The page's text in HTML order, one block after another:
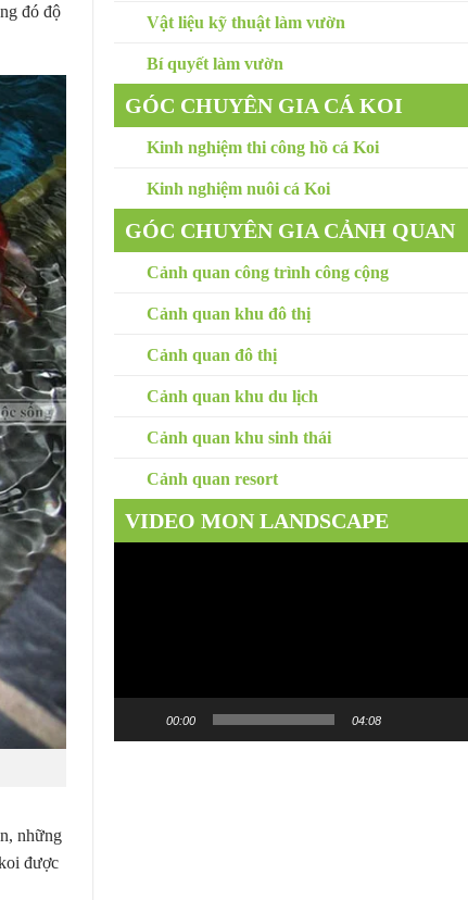
đó độ
những
được
Vật liệu kỹ thuật làm vườn
Bí quyết làm vườn
GÓC CHUYÊN GIA CÁ KOI
Kinh nghiệm thi công hồ cá Koi
Kinh nghiệm nuôi cá Koi
GÓC CHUYÊN GIA CẢNH QUAN
Cảnh quan công trình công cộng
Cảnh quan khu đô thị
Cảnh quan đô thị
Cảnh quan khu du lịch
Cảnh quan khu sinh thái
Cảnh quan resort
VIDEO MON LANDSCAPE
00:00 04:08